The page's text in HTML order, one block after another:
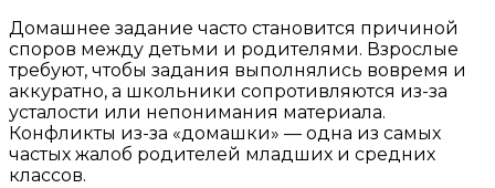
Домашнее задание часто становится причиной
споров между детьми и родителями. Взрослые
требуют, чтобы задания выполнялись вовремя и
аккуратно, а школьники сопротивляются из-за
усталости или непонимания материала.
Конфликты из-за «домашки» — одна из самых
частых жалоб родителей младших и средних
классов.